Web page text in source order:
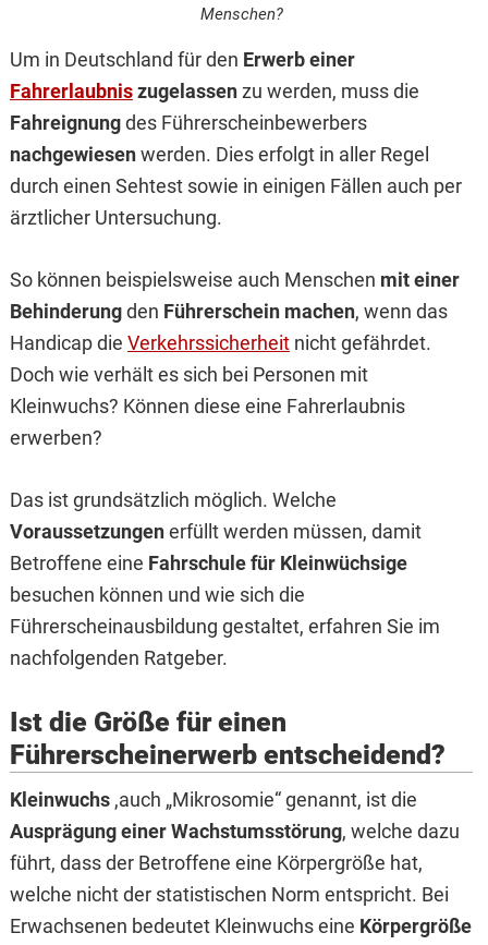
Menschen?
Um in Deutschland für den Erwerb einer
Fahrerlaubniszugelassenzu werden, muss die
Fahreignungdes Führerscheinbewerbers
nachgewiesenwerden. Dies erfolgt in aller Regel
durch einen Sehtest sowie in einigen Fällen auch per
ärztlicher Untersuchung.
So können beispielsweise auch Menschen mit einer
Behinderungden Führerschein machen, wenn das
Handicap die Verkehrssicherheitnicht gefährdet.
Doch wie verhält es sich bei Personen mit
Kleinwuchs? Können diese eine Fahrerlaubnis
erwerben?
Das ist grundsätzlich möglich. Welche
Voraussetzungenerfüllt werden müssen, damit
Betroffene eine Fahrschule für Kleinwüchsige
besuchen können und wie sich die
Führerscheinausbildung gestaltet, erfahren Sie im
nachfolgenden Ratgeber.
Ist die Größe für einen
Führerscheinerwerb entscheidend?
Kleinwuchs,auch „Mikrosomie“ genannt, ist die
Ausprägung einer Wachstumsstörung, welche dazu
führt, dass der Betroffene eine Körpergröße hat,
welche nicht der statistischen Norm entspricht. Bei
Erwachsenen bedeutet Kleinwuchs eine Körpergröße